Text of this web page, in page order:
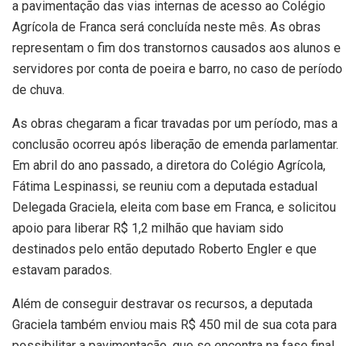
a pavimentação das vias internas de acesso ao Colégio
Agrícola de Franca será concluída neste mês. As obras
representam o fim dos transtornos causados aos alunos e
servidores por conta de poeira e barro, no caso de período
de chuva.
As obras chegaram a ficar travadas por um período, mas a
conclusão ocorreu após liberação de emenda parlamentar.
Em abril do ano passado, a diretora do Colégio Agrícola,
Fátima Lespinassi, se reuniu com a deputada estadual
Delegada Graciela, eleita com base em Franca, e solicitou
apoio para liberar R$ 1,2 milhão que haviam sido
destinados pelo então deputado Roberto Engler e que
estavam parados.
Além de conseguir destravar os recursos, a deputada
Graciela também enviou mais R$ 450 mil de sua cota para